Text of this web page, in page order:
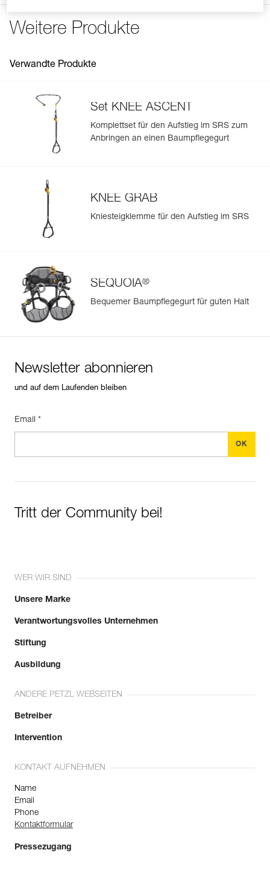
See all technical content
Einfache Verwaltung und Überprüfung Ihrer PSA
automatisch hochgeladen.
Importieren und exportieren Sie problemlos die Daten
Ihrer vorhandenen PSA-Bestände.
Sehen Sie sich die Geschichte eines Produkts ab dem
Mehr erfahren
Weitere Produkte
Verwandte Produkte
Set KNEE ASCENT
Komplettset für den Aufstieg im SRS zum
Anbringen an einen Baumpflegegurt
KNEE GRAB
Kniesteigklemme für den Aufstieg im SRS
SEQUOIA®
Bequemer Baumpflegegurt für guten Halt
Newsletter abonnieren
und auf dem Laufenden bleiben
Email *
Tritt der Community bei!
WER WIR SIND
Unsere Marke
Verantwortungsvolles Unternehmen
Stiftung
Ausbildung
ANDERE PETZL WEBSEITEN
Betreiber
Intervention
KONTAKT AUFNEHMEN
Name
Email
Phone
Kontaktformular
Pressezugang